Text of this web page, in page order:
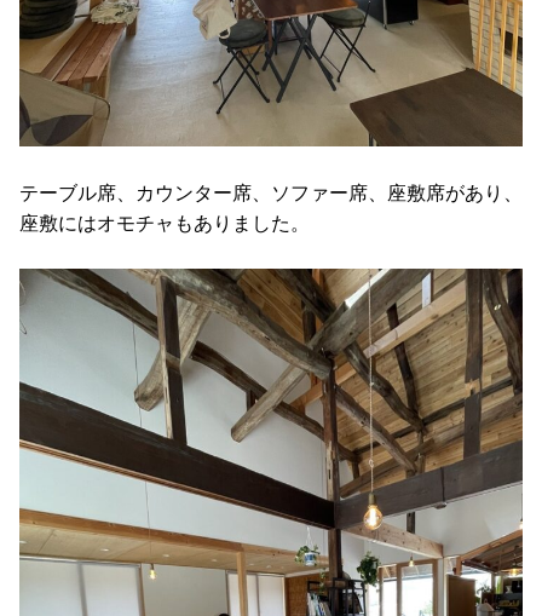
テーブル席、カウンター席、ソファー席、座敷席があり、
座敷にはオモチャもありました。